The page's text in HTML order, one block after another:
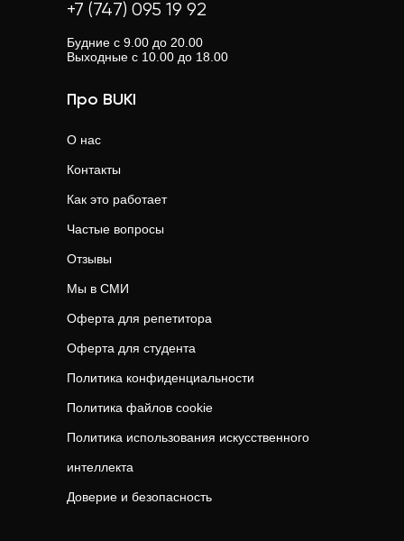
+7 (747) 095 19 92
Будние с 9.00 до 20.00
Выходные с 10.00 до 18.00
Про BUKI
О нас
Контакты
Как это работает
Частые вопросы
Отзывы
Мы в СМИ
Оферта для репетитора
Оферта для студента
Политика конфиденциальности
Политика файлов cookie
Политика использования искусственного
интеллекта
Доверие и безопасность